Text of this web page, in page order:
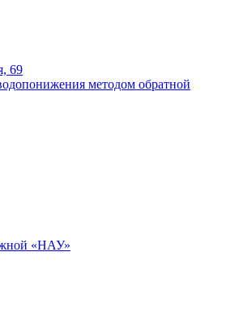
69
методом обратной
«НАУ»